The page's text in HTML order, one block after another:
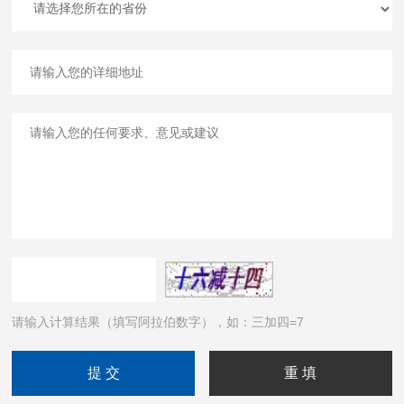
请输入计算结果（填写阿拉伯数字），如：三加四=7